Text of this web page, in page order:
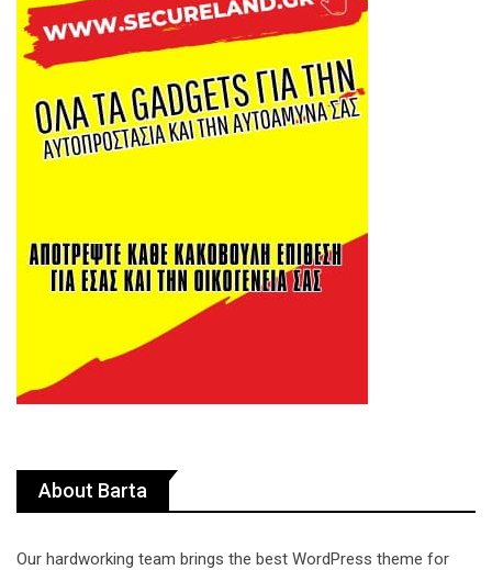
About Barta
Our hardworking team brings the best WordPress theme for